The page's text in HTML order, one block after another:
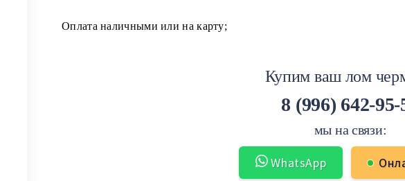
Оплата наличными или на карту;
Купим ваш лом
8 (996) 642-95-
мы на связи:
WhatsApp